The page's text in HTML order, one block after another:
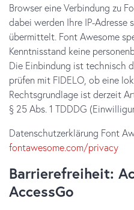
Browser eine Verbindung zu
dabei werden Ihre IP-
übermittelt. Font Awesome
Kenntnisstand keine
Die Einbindung ist technisch
prüfen mit FIDELO, ob eine
Rechtsgrundlage ist derzeit
§ 25 Abs. 1 TDDDG
Datenschutzerklärung Font
fontawesome.com/privacy
Barrierefreiheit:
AccessGo